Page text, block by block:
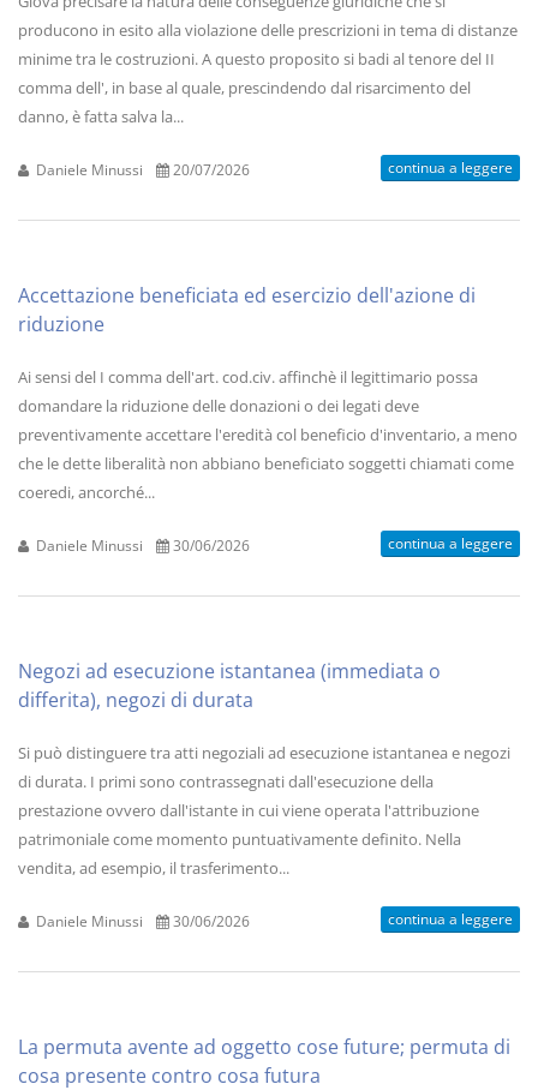
producono in esito alla violazione delle prescrizioni in tema di distanze
minime tra le costruzioni. A questo proposito si badi al tenore del II
comma dell', in base al quale, prescindendo dal risarcimento del
danno, è fatta salva la...
Daniele Minussi 20/07/2026 continua a leggere
Accettazione beneficiata ed esercizio dell'azione di
riduzione
Ai sensi del I comma dell'art. cod.civ. affinchè il legittimario possa
domandare la riduzione delle donazioni o dei legati deve
preventivamente accettare l'eredità col beneficio d'inventario, a meno
che le dette liberalità non abbiano beneficiato soggetti chiamati come
coeredi, ancorché...
Daniele Minussi 30/06/2026 continua a leggere
Negozi ad esecuzione istantanea (immediata o
differita), negozi di durata
Si può distinguere tra atti negoziali ad esecuzione istantanea e negozi
di durata. I primi sono contrassegnati dall'esecuzione della
prestazione ovvero dall'istante in cui viene operata l'attribuzione
patrimoniale come momento puntuativamente definito. Nella
vendita, ad esempio, il trasferimento...
Daniele Minussi 30/06/2026 continua a leggere
La permuta avente ad oggetto cose future; permuta di
cosa presente contro cosa futura